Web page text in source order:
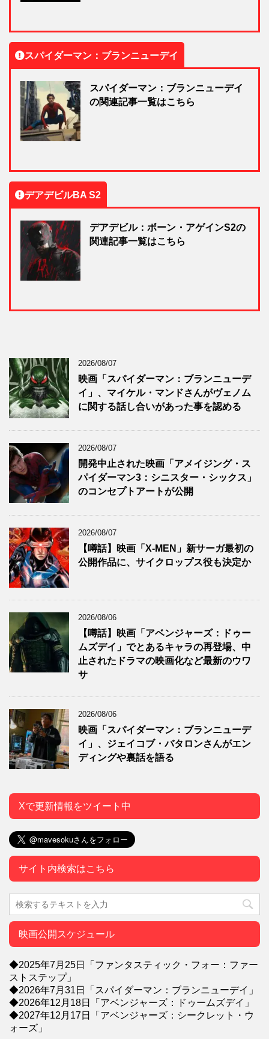
スパイダーマン：ブランニューデイ
スパイダーマン：ブランニューデイ
の関連記事一覧はこちら
デアデビルBA S2
デアデビル：ボーン・アゲインS2の
関連記事一覧はこちら
2026/08/07
映画「スパイダーマン：ブランニューデ
イ」、マイケル・マンドさんがヴェノム
に関する話し合いがあった事を認める
2026/08/07
開発中止された映画「アメイジング・ス
パイダーマン3：シニスター・シックス」
のコンセプトアートが公開
2026/08/07
【噂話】映画「X-MEN」新サーガ最初の
公開作品に、サイクロップス役も決定か
2026/08/06
【噂話】映画「アベンジャーズ：ドゥー
ムズデイ」でとあるキャラの再登場、中
止されたドラマの映画化など最新のウワ
サ
2026/08/06
映画「スパイダーマン：ブランニューデ
イ」、ジェイコブ・バタロンさんがエン
ディングや裏話を語る
Xで更新情報をツイート中
サイト内検索はこちら
映画公開スケジュール
◆2025年7月25日「ファンタスティック・フォー：ファー
ストステップ」
◆2026年7月31日「スパイダーマン：ブランニューデイ」
◆2026年12月18日「アベンジャーズ：ドゥームズデイ」
◆2027年12月17日「アベンジャーズ：シークレット・ウ
ォーズ」